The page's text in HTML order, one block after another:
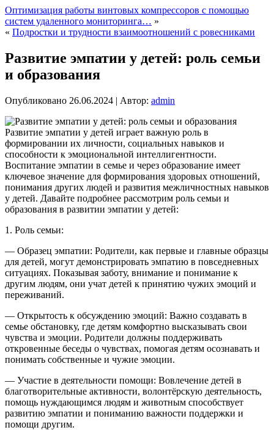
Оптимизация работы винтовых компрессоров с помощью
систем удаленного мониторинга… »
« Подростки и трудности взаимоотношений с ровесниками
Развитие эмпатии у детей: роль семьи
и образования
Опубликовано 26.06.2024 | Автор: admin
Развитие эмпатии у детей играет важную роль в
формировании их личности, социальных навыков и
способности к эмоциональной интеллигентности.
Воспитание эмпатии в семье и через образование имеет
ключевое значение для формирования здоровых отношений,
понимания других людей и развития межличностных навыков
у детей. Давайте подробнее рассмотрим роль семьи и
образования в развитии эмпатии у детей:
1. Роль семьи:
— Образец эмпатии: Родители, как первые и главные образцы
для детей, могут демонстрировать эмпатию в повседневных
ситуациях. Показывая заботу, внимание и понимание к
другим людям, они учат детей к принятию чужих эмоций и
переживаний.
— Открытость к обсуждению эмоций: Важно создавать в
семье обстановку, где детям комфортно высказывать свои
чувства и эмоции. Родители должны поддерживать
откровенные беседы о чувствах, помогая детям осознавать и
понимать собственные и чужие эмоции.
— Участие в деятельности помощи: Вовлечение детей в
благотворительные активности, волонтёрскую деятельность,
помощь нуждающимся людям и животным способствует
развитию эмпатии и пониманию важности поддержки и
помощи другим.